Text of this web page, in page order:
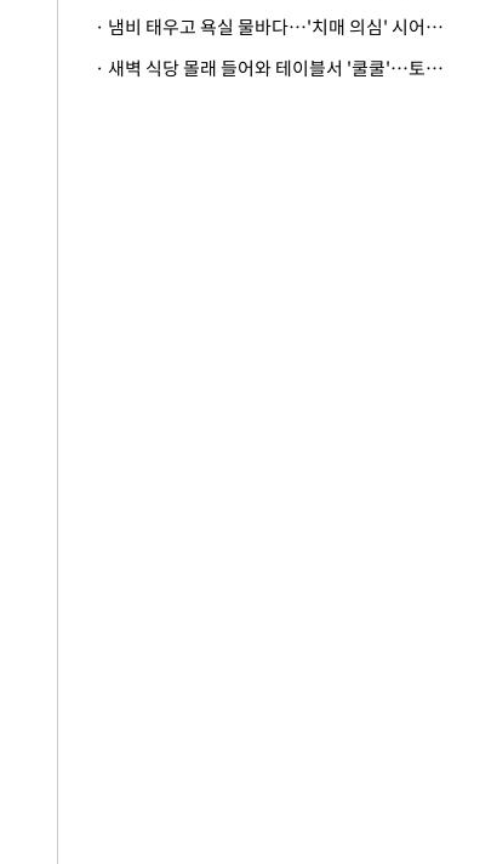
· 냄비 태우고 욕실 물바다…'치매 의심' 시어머니 검사 권유했다가 '날벼락'
· 새벽 식당 몰래 들어와 테이블서 '쿨쿨'…토사물 남기고 사라진 남성